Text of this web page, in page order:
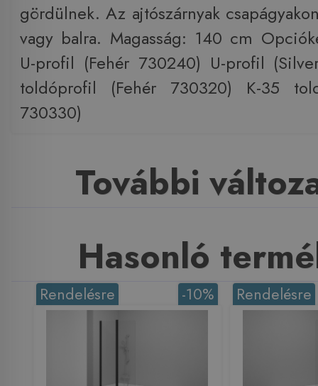
gördülnek. Az ajtószárnyak
vagy balra. Magasság: 140 cm
U-profil (Fehér 730240) U-profil
toldóprofil (Fehér 730320) K-35
730330)
További
Hasonló
-10%
Rendelésre Rendelésre